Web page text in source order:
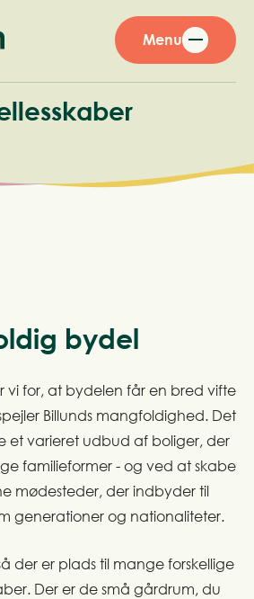
Menu
bydel
vi for, at bydelen får en bred vifte
Billunds mangfoldighed. Det
et varieret udbud af boliger, der
familieformer - og ved at skabe
mødesteder, der indbyder til
generationer og nationaliteter.
der er plads til mange forskellige
Der er de små gårdrum, du